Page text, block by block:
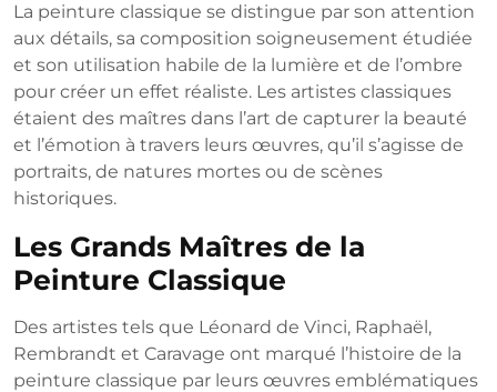
La peinture classique se distingue par son attention
aux détails, sa composition soigneusement étudiée
et son utilisation habile de la lumière et de l’ombre
pour créer un effet réaliste. Les artistes classiques
étaient des maîtres dans l’art de capturer la beauté
et l’émotion à travers leurs œuvres, qu’il s’agisse de
portraits, de natures mortes ou de scènes
historiques.
Les Grands Maîtres de la
Peinture Classique
Des artistes tels que Léonard de Vinci, Raphaël,
Rembrandt et Caravage ont marqué l’histoire de la
peinture classique par leurs œuvres emblématiques